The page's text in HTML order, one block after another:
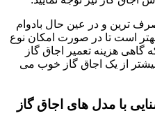
ترین و در عین حال بادوام
است تا در صورت امکان نوع
گاهی هزینه تعمیر اجاق گاز
از یک اجاق گاز خوب می
با مدل های اجاق گاز